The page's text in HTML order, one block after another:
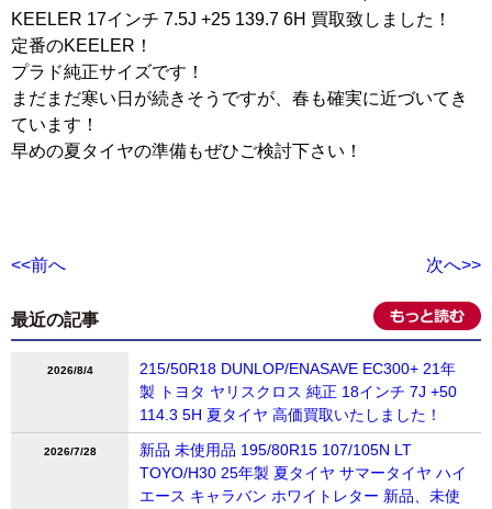
KEELER 17インチ 7.5J +25 139.7 6H 買取致しました！
定番のKEELER！
プラド純正サイズです！
まだまだ寒い日が続きそうですが、春も確実に近づいてき
ています！
早めの夏タイヤの準備もぜひご検討下さい！
<<前へ 次へ>>
最近の記事
2026/8/4
215/50R18 DUNLOP/ENASAVE EC300+ 21年
製 トヨタ ヤリスクロス 純正 18インチ 7J +50
114.3 5H 夏タイヤ 高価買取いたしました！
2026/7/28
新品 未使用品 195/80R15 107/105N LT
TOYO/H30 25年製 夏タイヤ サマータイヤ ハイ
エース キャラバン ホワイトレター 新品、未使